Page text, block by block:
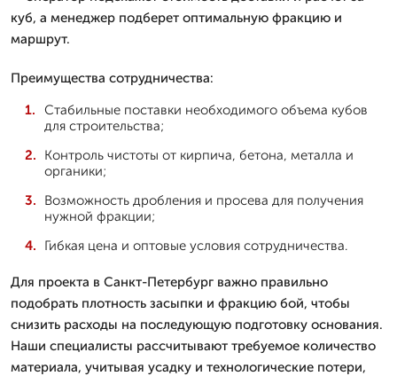
куб, а менеджер подберет оптимальную фракцию и
маршрут.
Преимущества сотрудничества:
Стабильные поставки необходимого объема кубов
для строительства;
Контроль чистоты от кирпича, бетона, металла и
органики;
Возможность дробления и просева для получения
нужной фракции;
Гибкая цена и оптовые условия сотрудничества.
Для проекта в Санкт-Петербург важно правильно
подобрать плотность засыпки и фракцию бой, чтобы
снизить расходы на последующую подготовку основания.
Наши специалисты рассчитывают требуемое количество
материала, учитывая усадку и технологические потери,